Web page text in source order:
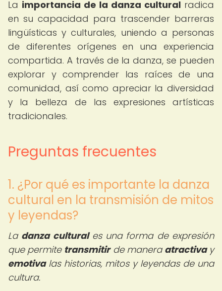
La importancia de la danza cultural radica
en su capacidad para trascender barreras
lingüísticas y culturales, uniendo a personas
de diferentes orígenes en una experiencia
compartida. A través de la danza, se pueden
explorar y comprender las raíces de una
comunidad, así como apreciar la diversidad
y la belleza de las expresiones artísticas
tradicionales.
Preguntas frecuentes
1. ¿Por qué es importante la danza
cultural en la transmisión de mitos
y leyendas?
La danza culturales una forma de expresión
que permite transmitirde manera atractivay
emotivalas historias, mitos y leyendas de una
cultura.